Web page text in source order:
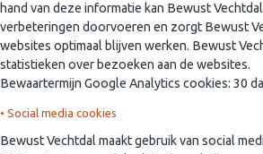
hand van deze informatie kan Bewust
verbeteringen doorvoeren en zorgt Bewust
websites optimaal blijven werken. Bewust
statistieken over bezoeken aan de websites.
Bewaartermijn Google Analytics cookies: 30
• Social media cookies
Bewust Vechtdal maakt gebruik van social